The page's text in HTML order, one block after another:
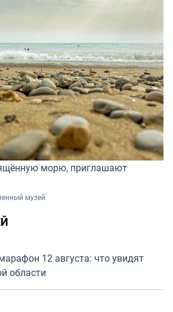
12 августа: что увидят
области
морю, приглашают
музей